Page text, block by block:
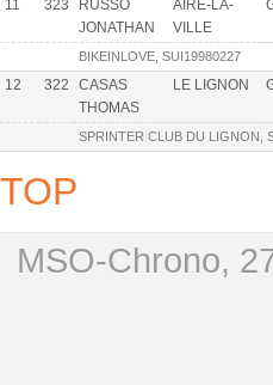
11 323
RUSSO
JONATHAN
AIRE-LA-
VILLE
BIKEINLOVE, SUI19980227
12 322
CASAS
THOMAS
LE LIGNON
SPRINTER CLUB DU LIGNON,
TOP
MSO-Chrono,